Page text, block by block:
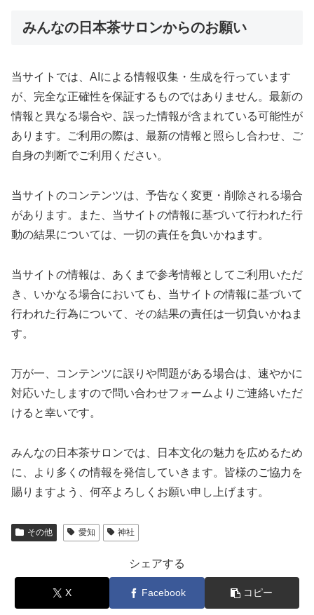
みんなの日本茶サロンからのお願い
当サイトでは、AIによる情報収集・生成を行っています
が、完全な正確性を保証するものではありません。最新の
情報と異なる場合や、誤った情報が含まれている可能性が
あります。ご利用の際は、最新の情報と照らし合わせ、ご
自身の判断でご利用ください。
当サイトのコンテンツは、予告なく変更・削除される場合
があります。また、当サイトの情報に基づいて行われた行
動の結果については、一切の責任を負いかねます。
当サイトの情報は、あくまで参考情報としてご利用いただ
き、いかなる場合においても、当サイトの情報に基づいて
行われた行為について、その結果の責任は一切負いかねま
す。
万が一、コンテンツに誤りや問題がある場合は、速やかに
対応いたしますので問い合わせフォームよりご連絡いただ
けると幸いです。
みんなの日本茶サロンでは、日本文化の魅力を広めるため
に、より多くの情報を発信していきます。皆様のご協力を
賜りますよう、何卒よろしくお願い申し上げます。
その他 愛知 神社
シェアする
X Facebook コピー